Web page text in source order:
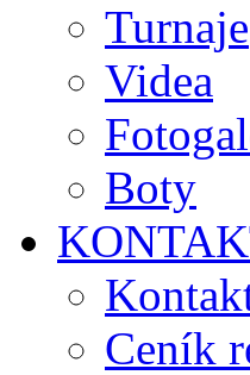
Turnaje
Videa
Boty
Ceník